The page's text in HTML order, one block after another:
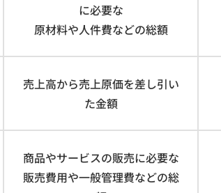
に必要な
原材料や人件費などの総額
売上高から売上原価を差し引い
た金額
商品やサービスの販売に必要な
販売費用や一般管理費などの総